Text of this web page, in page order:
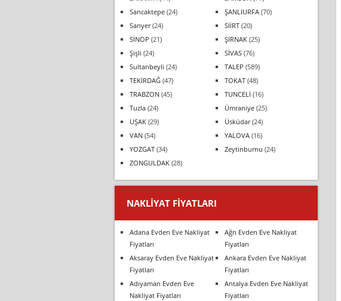
Sancaktepe (24) ŞANLIURFA (70)
Sarıyer(24) SİİRT (20)
SİNOP (21) ŞIRNAK (25)
Şişli (24) SİVAS (76)
Sultanbeyli (24) TALEP (589)
TEKİRDAĞ (47) TOKAT (48)
TRABZON (45) TUNCELİ (16)
Tuzla (24) Ümraniye (25)
UŞAK (29) Üsküdar(24)
VAN (54) YALOVA (16)
YOZGAT (34) Zeytinburnu (24)
ZONGULDAK (28)
NAKLIYAT FIYATLARI
Adana Evden Eve Nakliyat
Fiyatları
Ağrı Evden Eve Nakliyat
Fiyatları
Aksaray Evden Eve Nakliyat
Fiyatları
Ankara Evden Eve Nakliyat
Fiyatları
Adıyaman Evden Eve
Nakliyat Fiyatları
Antalya Evden Eve Nakliyat
Fiyatları